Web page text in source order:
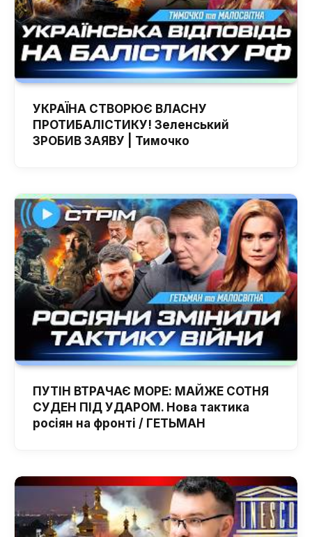
УКРАЇНА СТВОРЮЄ ВЛАСНУ
ПРОТИБАЛІСТИКУ! Зеленський
ЗРОБИВ ЗАЯВУ | Тимочко
ПУТІН ВТРАЧАЄ МОРЕ: МАЙЖЕ СОТНЯ
СУДЕН ПІД УДАРОМ. Нова тактика
росіян на фронті / ГЕТЬМАН